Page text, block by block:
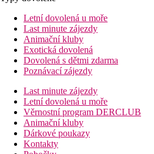
Letní dovolená u moře
Last minute zájezdy
Animační kluby
Exotická dovolená
Dovolená s dětmi zdarma
Poznávací zájezdy
Last minute zájezdy
Letní dovolená u moře
Věrnostní program DERCLUB
Animační kluby
Dárkové poukazy
Kontakty